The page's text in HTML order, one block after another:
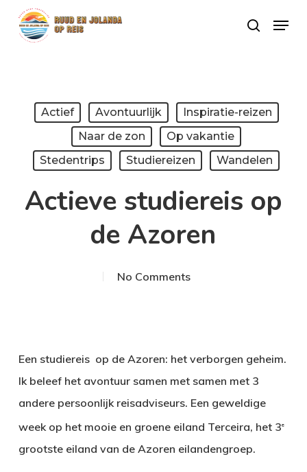
Skip
search
Menu
Actief Avontuurlijk
Inspiratie-reizen
Naar de zon
Op vakantie
Stedentrips
Studiereizen Wandelen
Actieve studiereis op
de Azoren
No Comments
Een studiereis op de Azoren: het verborgen geheim.
Ik beleef het avontuur samen met samen met 3
andere persoonlijk reisadviseurs. Een geweldige
week op het mooie en groene eiland Terceira, het 3e
grootste eiland van de Azoren eilandengroep.